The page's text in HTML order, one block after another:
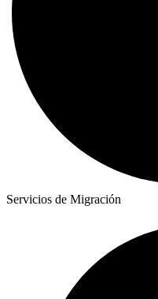
Servicios de Migración